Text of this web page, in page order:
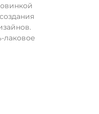
лаковое